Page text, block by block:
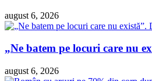
august 6, 2026
„Ne batem pe locuri care nu
august 6, 2026